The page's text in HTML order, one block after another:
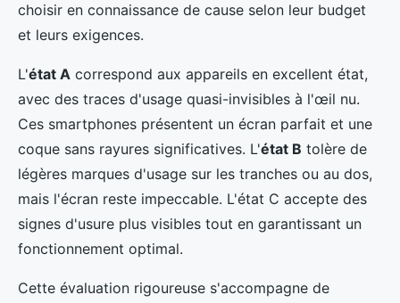
choisir en connaissance de cause selon leur budget
et leurs exigences.
L'état A correspond aux appareils en excellent état,
avec des traces d'usage quasi-invisibles à l'œil nu.
Ces smartphones présentent un écran parfait et une
coque sans rayures significatives. L'état B tolère de
légères marques d'usage sur les tranches ou au dos,
mais l'écran reste impeccable. L'état C accepte des
signes d'usure plus visibles tout en garantissant un
fonctionnement optimal.
Cette évaluation rigoureuse s'accompagne de